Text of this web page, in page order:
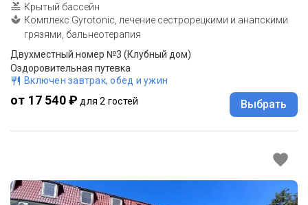
Крытый бассейн
Комплекс Gyrotonic, лечение сестрорецкими и анапскими
грязями, бальнеотерапия
Двухместный номер №3 (Клубный дом)
Оздоровительная путевка
Включен завтрак, обед и ужин
от 17 540 ₽ для 2 гостей Выбрать